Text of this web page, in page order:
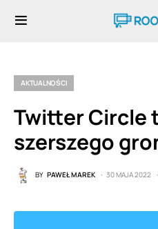
AKTUALNOŚCI
Twitter Circle
szerszego
BY PAWEŁ MAREK 30 MAJA 2022